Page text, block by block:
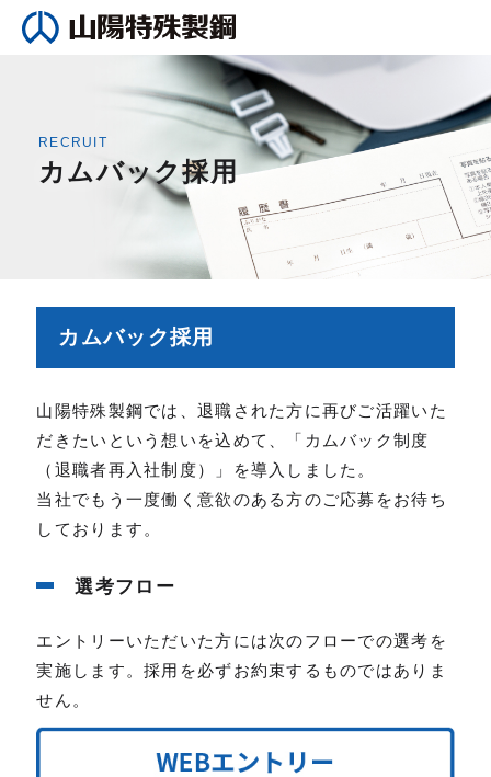
RECRUIT
カムバック採用
カムバック採用
山陽特殊製鋼では、退職された方に再びご活躍いた
だきたいという想いを込めて、「カムバック制度
（退職者再入社制度）」を導入しました。
当社でもう一度働く意欲のある方のご応募をお待ち
しております。
選考フロー
エントリーいただいた方には次のフローでの選考を
実施します。採用を必ずお約束するものではありま
せん。